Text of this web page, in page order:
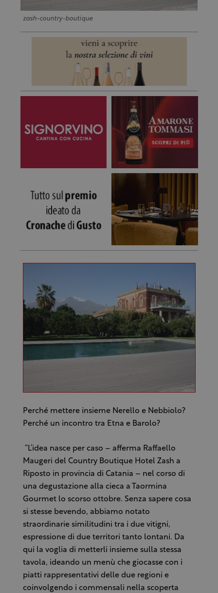
zash-country-boutique
Perché mettere insieme Nerello e Nebbiolo?
Perché un incontro tra Etna e Barolo?
“L’idea nasce per caso – afferma Raffaello
Maugeri del Country Boutique Hotel Zash a
Riposto in provincia di Catania – nel corso di
una degustazione alla cieca a Taormina
Gourmet lo scorso ottobre. Senza sapere cosa
si stesse bevendo, abbiamo notato
straordinarie similitudini tra i due vitigni,
espressione di due territori tanto lontani. Da
qui la voglia di metterli insieme sulla stessa
tavola, ideando un menù che giocasse con i
piatti rappresentativi delle due regioni e
coinvolgendo i commensali nella scoperta